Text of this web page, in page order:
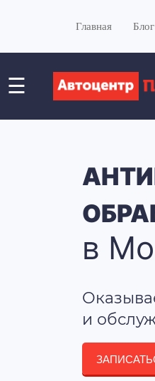
Главная Блог
☰
в
и